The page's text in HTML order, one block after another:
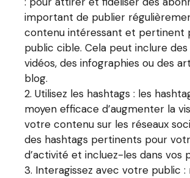
important de publier
contenu intéressant et pertinent
public cible. Cela peut inclure
vidéos, des infographies ou des
blog.
Utilisez les hashtags : les
moyen efficace d’augmenter la
votre contenu sur les réseaux
des hashtags pertinents pour
d’activité et incluez-les dans vos
Interagissez avec votre public :